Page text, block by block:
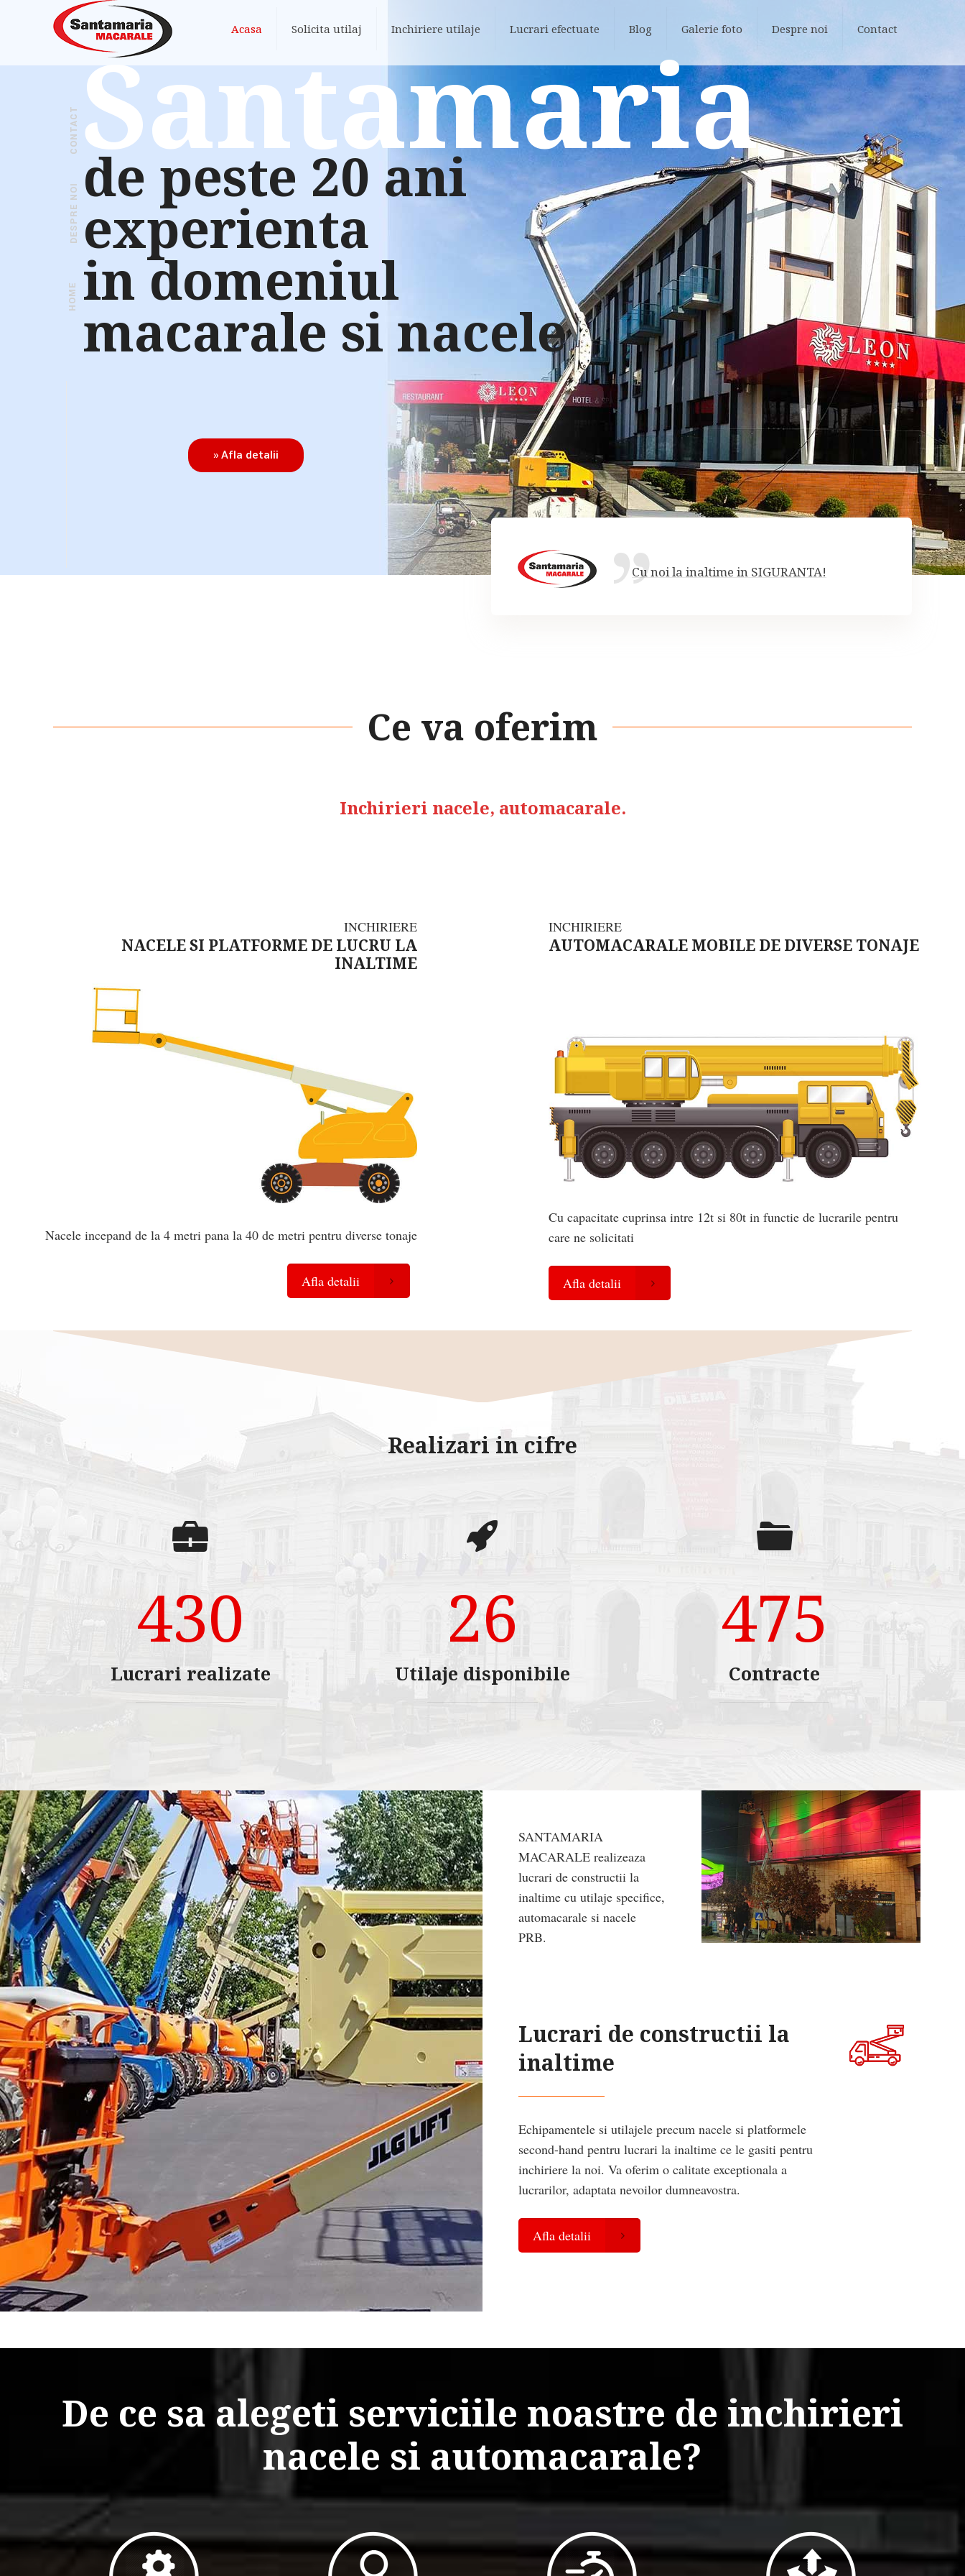
Acasa Solicita utilaj Inchiriere utilaje Lucrari efectuate Blog Galerie foto Despre noi Contact
Santamaria
de peste 20 ani
experienta
in domeniul
macarale si nacele
HOME
DESPRE NOI
CONTACT
» Afla detalii
Cu noi la inaltime in SIGURANTA!
Ce va oferim
Inchirieri nacele, automacarale.
INCHIRIERE
NACELE SI PLATFORME DE LUCRU LA
INALTIME
Nacele incepand de la 4 metri pana la 40 de metri pentru diverse tonaje
Afla detalii
INCHIRIERE
AUTOMACARALE MOBILE DE DIVERSE TONAJE
Cu capacitate cuprinsa intre 12t si 80t in functie de lucrarile pentru
care ne solicitati
Afla detalii
Realizari in cifre
430
Lucrari realizate
26
Utilaje disponibile
475
Contracte
SANTAMARIA
MACARALE realizeaza
lucrari de constructii la
inaltime cu utilaje specifice,
automacarale si nacele
PRB.
Lucrari de constructii la
inaltime
Echipamentele si utilajele precum nacele si platformele
second-hand pentru lucrari la inaltime ce le gasiti pentru
inchiriere la noi. Va oferim o calitate exceptionala a
lucrarilor, adaptata nevoilor dumneavostra.
Afla detalii
De ce sa alegeti serviciile noastre de inchirieri
nacele si automacarale?